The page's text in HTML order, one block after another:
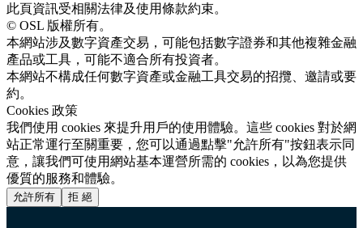
此頁資訊受相關法律及使用條款約束。
© OSL 版權所有。
本網站涉及數字資產交易，可能包括數字證券和其他複雜金融
產品或工具，可能不適合所有投資者。
本網站不構成任何數字資產或金融工具交易的招攬、邀請或要
約。
Cookies 政策
我們使用 cookies 來提升用戶的使用體驗。這些 cookies 對於網
站正常運行至關重要，您可以通過點擊"允許所有"按鈕表示同
意，讓我們可使用網站基本運營所需的 cookies，以為您提供
優質的服務和體驗。
允許所有 拒 絕